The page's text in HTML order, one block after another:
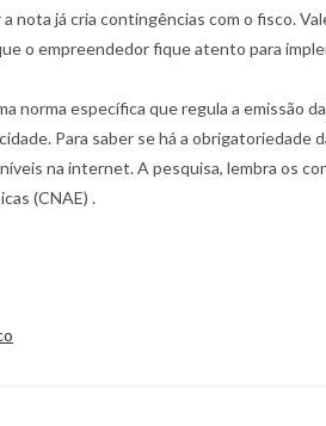
nota já cria contingências com o fisco.
o empreendedor fique atento para
norma específica que regula a emissão
Para saber se há a obrigatoriedade
na internet. A pesquisa, lembra os
(CNAE) .